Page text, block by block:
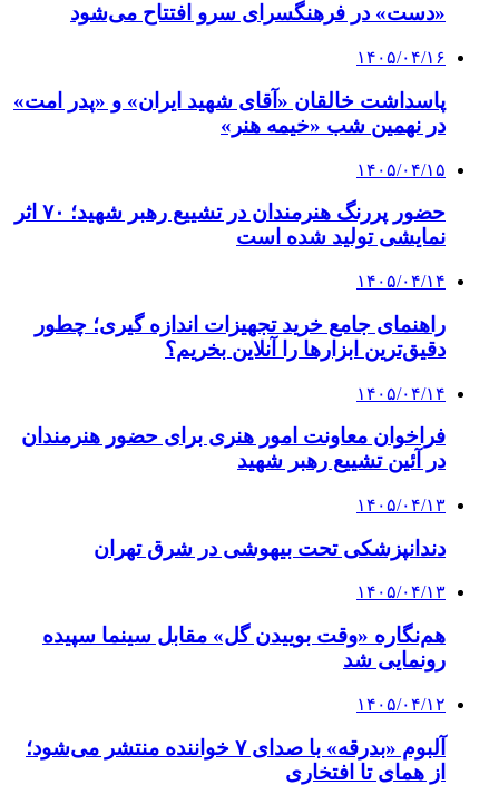
«دست» در فرهنگسرای سرو افتتاح می‌شود
۱۴۰۵/۰۴/۱۶
پاسداشت خالقان «آقای شهید ایران» و «پدر امت»
در نهمین شب «خیمه هنر»
۱۴۰۵/۰۴/۱۵
حضور پررنگ هنرمندان در تشییع رهبر شهید؛ ۷۰ اثر
نمایشی تولید شده است
۱۴۰۵/۰۴/۱۴
راهنمای جامع خرید تجهیزات اندازه گیری؛ چطور
دقیق‌ترین ابزارها را آنلاین بخریم؟
۱۴۰۵/۰۴/۱۴
فراخوان معاونت امور هنری برای حضور هنرمندان
در آئین تشییع رهبر شهید
۱۴۰۵/۰۴/۱۳
دندانپزشکی تحت بیهوشی در شرق تهران
۱۴۰۵/۰۴/۱۳
هم‌نگاره «وقت بوییدن گل» مقابل سینما سپیده
رونمایی شد
۱۴۰۵/۰۴/۱۲
آلبوم «بدرقه» با صدای ۷ خواننده منتشر می‌شود؛
از همای تا افتخاری